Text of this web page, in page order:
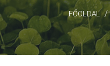
FŐOLDAL /